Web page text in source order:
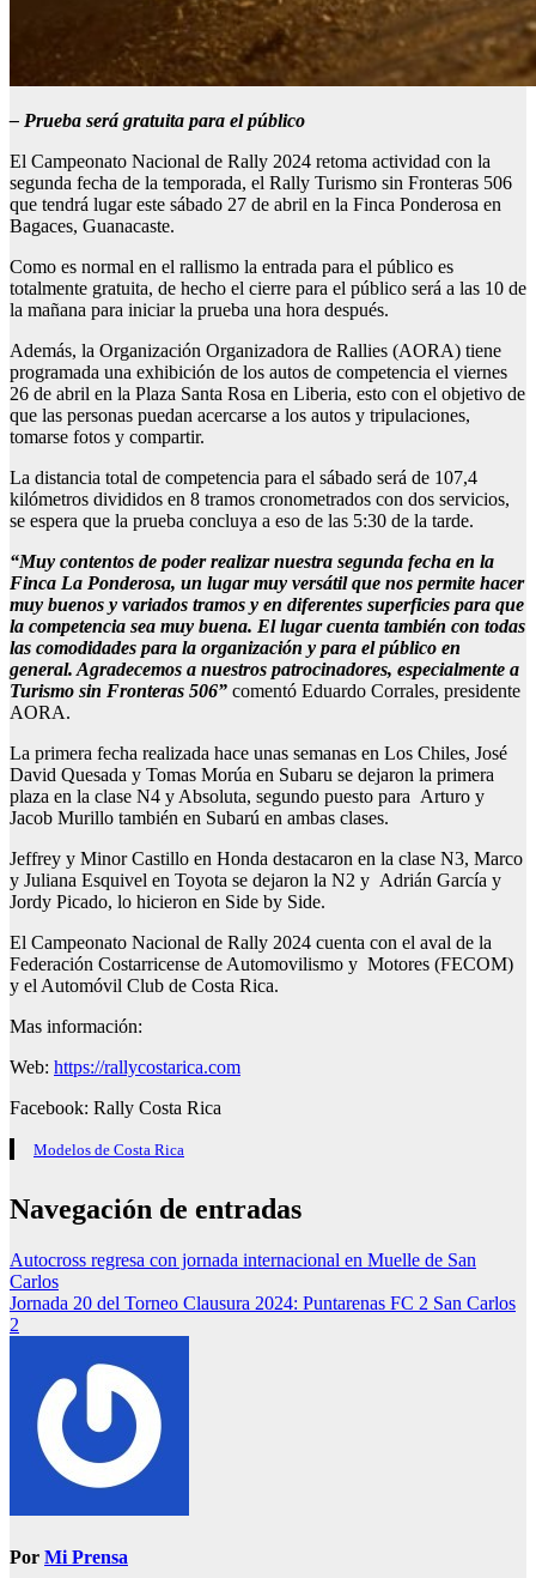
– Prueba será gratuita para el público
El Campeonato Nacional de Rally 2024 retoma actividad con la
segunda fecha de la temporada, el Rally Turismo sin Fronteras 506
que tendrá lugar este sábado 27 de abril en la Finca Ponderosa en
Bagaces, Guanacaste.
Como es normal en el rallismo la entrada para el público es
totalmente gratuita, de hecho el cierre para el público será a las 10 de
la mañana para iniciar la prueba una hora después.
Además, la Organización Organizadora de Rallies (AORA) tiene
programada una exhibición de los autos de competencia el viernes
26 de abril en la Plaza Santa Rosa en Liberia, esto con el objetivo de
que las personas puedan acercarse a los autos y tripulaciones,
tomarse fotos y compartir.
La distancia total de competencia para el sábado será de 107,4
kilómetros divididos en 8 tramos cronometrados con dos servicios,
se espera que la prueba concluya a eso de las 5:30 de la tarde.
“Muy contentos de poder realizar nuestra segunda fecha en la
Finca La Ponderosa, un lugar muy versátil que nos permite hacer
muy buenos y variados tramos y en diferentes superficies para que
la competencia sea muy buena. El lugar cuenta también con todas
las comodidades para la organización y para el público en
general. Agradecemos a nuestros patrocinadores, especialmente a
Turismo sin Fronteras 506” comentó Eduardo Corrales, presidente
AORA.
La primera fecha realizada hace unas semanas en Los Chiles, José
David Quesada y Tomas Morúa en Subaru se dejaron la primera
plaza en la clase N4 y Absoluta, segundo puesto para Arturo y
Jacob Murillo también en Subarú en ambas clases.
Jeffrey y Minor Castillo en Honda destacaron en la clase N3, Marco
y Juliana Esquivel en Toyota se dejaron la N2 y Adrián García y
Jordy Picado, lo hicieron en Side by Side.
El Campeonato Nacional de Rally 2024 cuenta con el aval de la
Federación Costarricense de Automovilismo y Motores (FECOM)
y el Automóvil Club de Costa Rica.
Mas información:
Web: https://rallycostarica.com
Facebook: Rally Costa Rica
Modelos de Costa Rica
Navegación de entradas
Autocross regresa con jornada internacional en Muelle de San
Carlos
Jornada 20 del Torneo Clausura 2024: Puntarenas FC 2 San Carlos
2
Por Mi Prensa